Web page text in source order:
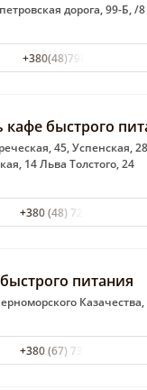
дорога, 99-Б, /
+380(48)798-48-52
быстрого
45, Успенская,
14 Льва Толстого, 24
+380 (48) 726-75-33
питания
Казачества,
+380 (67) 737-11-46